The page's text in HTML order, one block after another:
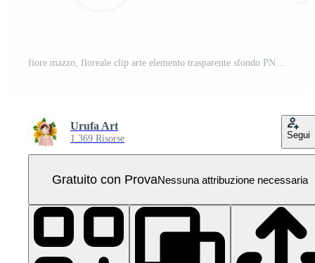
fiore mazzo, floreale clip arte elemento trasparente sfondo PNG Pro
Urufa Art
1.369 Risorse Segui
Gratuito con ProvaNessuna attribuzione necessaria